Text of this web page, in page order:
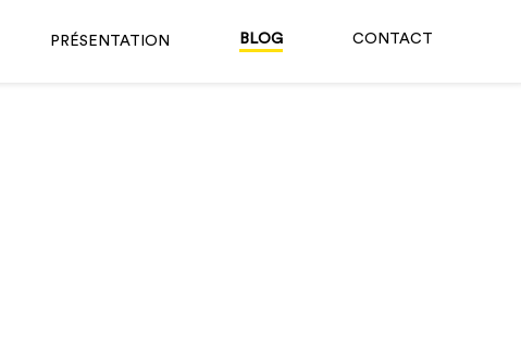
PRÉSENTATION BLOG CONTACT